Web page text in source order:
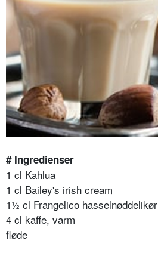
# Ingredienser
1 cl Kahlua
1 cl Bailey's irish cream
1½ cl Frangelico hasselnøddelikør
4 cl kaffe, varm
fløde